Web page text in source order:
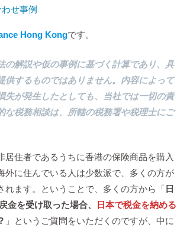
せ事例
Hong Kongです。
の解説や仮の事例に基づく計算であり、具
供するものではありません。内容によって
失が発生したとしても、当社では一切の責
な税務相談は、所轄の税務署や税理士にご
居住者であるうちに香港の保険商品を購入
外に住んでいる人は少数派で、多くの方が
れます。ということで、多くの方から「 日
金を受け取った場合、
日本で税金を納める
」というご質問をいただくのですが、中に